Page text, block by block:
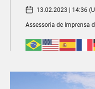
13.02.2023 | 14:36
Assessoria de Imprensa